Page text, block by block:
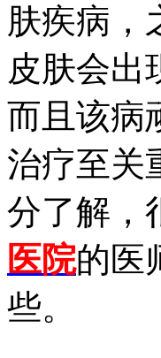
肤疾病，
皮肤会出
而且该病
治疗至关
分了解，
医院的医
些。